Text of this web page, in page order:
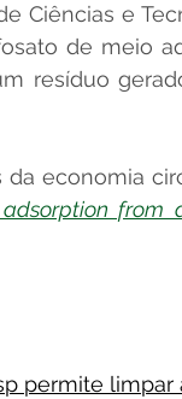
Ciências e
de meio
resíduo
economia
from
permite limpar